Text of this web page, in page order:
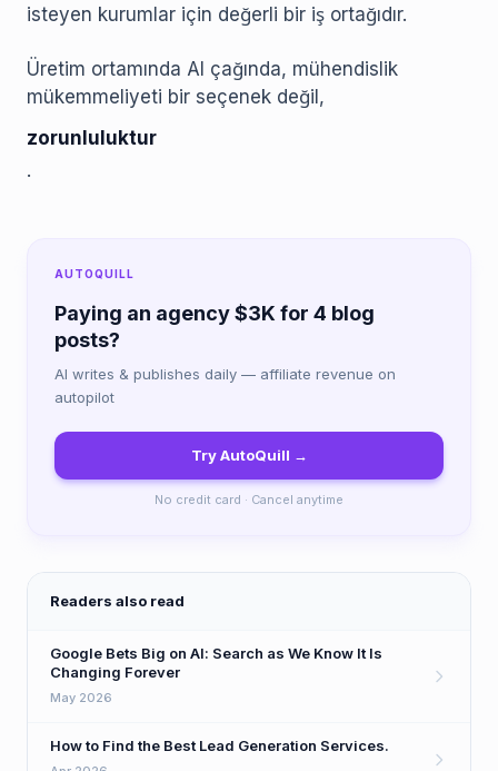
isteyen kurumlar için değerli bir iş ortağıdır.
Üretim ortamında AI çağında, mühendislik
mükemmeliyeti bir seçenek değil,
zorunluluktur
.
AUTOQUILL
Paying an agency $3K for 4 blog
posts?
AI writes & publishes daily — affiliate revenue on
autopilot
Try AutoQuill →
No credit card · Cancel anytime
Readers also read
Google Bets Big on AI: Search as We Know It Is
Changing Forever
May 2026
How to Find the Best Lead Generation Services.